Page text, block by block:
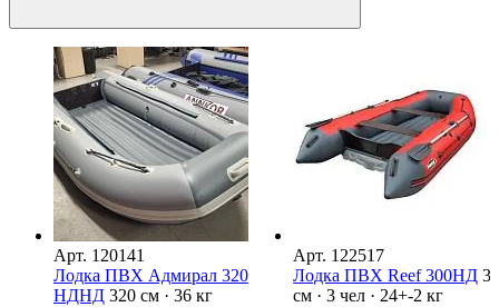
Арт. 120141
Лодка ПВХ Адмирал 320
НДНД 320 см · 36 кг
Арт. 122517
Лодка ПВХ Reef 300НД
см · 3 чел · 24+-2 кг